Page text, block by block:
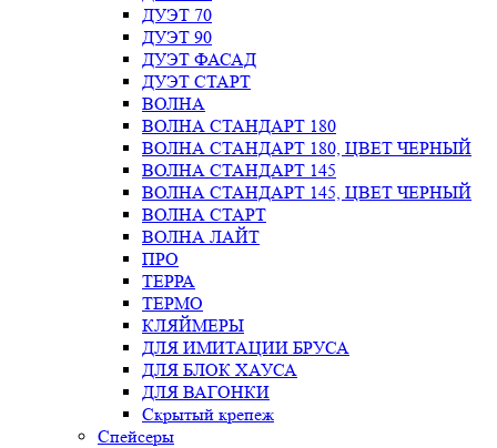
ДУЭТ 70
ДУЭТ 90
ДУЭТ ФАСАД
ДУЭТ СТАРТ
ВОЛНА
ВОЛНА СТАНДАРТ 180
ВОЛНА СТАНДАРТ 180, ЦВЕТ ЧЕРНЫЙ
ВОЛНА СТАНДАРТ 145
ВОЛНА СТАНДАРТ 145, ЦВЕТ ЧЕРНЫЙ
ВОЛНА СТАРТ
ВОЛНА ЛАЙТ
ПРО
ТЕРРА
ТЕРМО
КЛЯЙМЕРЫ
ДЛЯ ИМИТАЦИИ БРУСА
ДЛЯ БЛОК ХАУСА
ДЛЯ ВАГОНКИ
Скрытый крепеж
Спейсеры